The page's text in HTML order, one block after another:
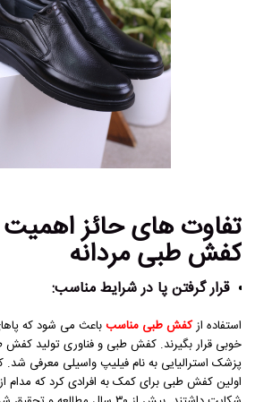
تفاوت‌ های حائز اهمیت
کفش طبی مردانه
قرار گرفتن پا در شرایط مناسب:
استفاده ازکفش طبی مناسبباعث می‌ شود که
خوبی قرار بگیرند. کفش طبی و فناوری تولید
پزشک استرالیایی به نام فیلیپ واسیلی معرفی شد.
اولین کفش طبی برای کمک به افرادی کرد که مدام از